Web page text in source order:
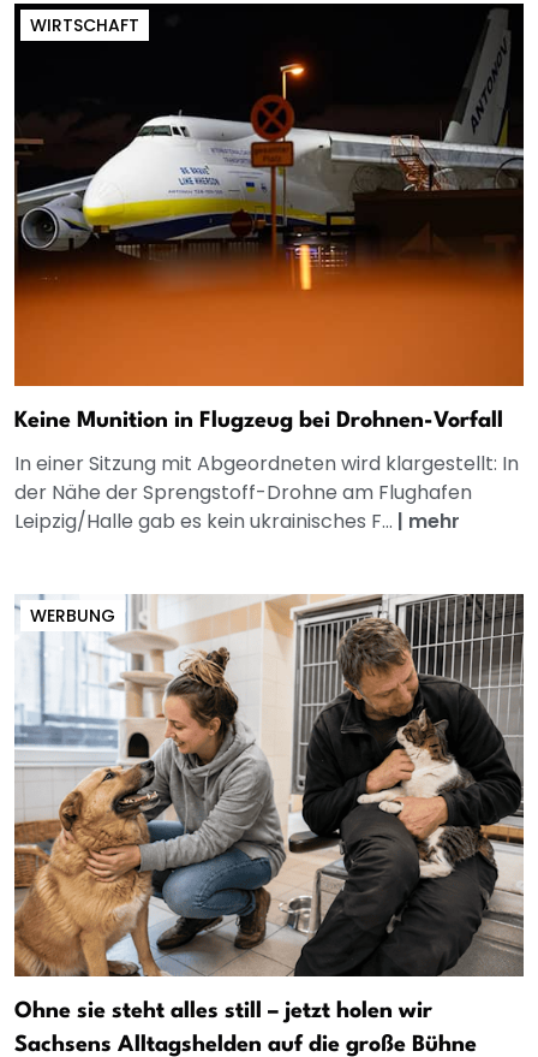
WIRTSCHAFT
Keine Munition in Flugzeug bei Drohnen-Vorfall
In einer Sitzung mit Abgeordneten wird klargestellt: In
der Nähe der Sprengstoff-Drohne am Flughafen
Leipzig/Halle gab es kein ukrainisches F... | mehr
WERBUNG
Ohne sie steht alles still – jetzt holen wir
Sachsens Alltagshelden auf die große Bühne